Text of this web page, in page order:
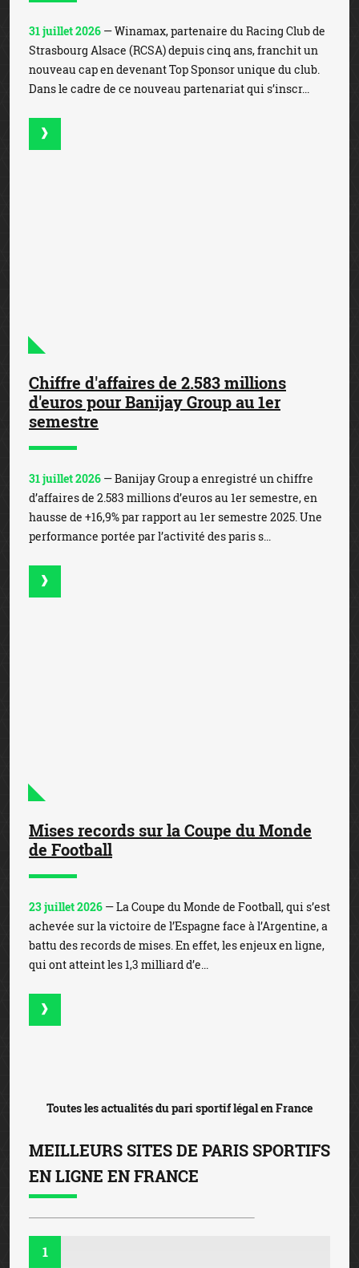
31 juillet 2026 — Winamax, partenaire du Racing Club de
Strasbourg Alsace (RCSA) depuis cinq ans, franchit un
nouveau cap en devenant Top Sponsor unique du club.
Dans le cadre de ce nouveau partenariat qui s’inscr...
Chiffre d'affaires de 2.583 millions
d'euros pour Banijay Group au 1er
semestre
31 juillet 2026 — Banijay Group a enregistré un chiffre
d’affaires de 2.583 millions d’euros au 1er semestre, en
hausse de +16,9% par rapport au 1er semestre 2025. Une
performance portée par l’activité des paris s...
Mises records sur la Coupe du Monde
de Football
23 juillet 2026 — La Coupe du Monde de Football, qui s’est
achevée sur la victoire de l’Espagne face à l’Argentine, a
battu des records de mises. En effet, les enjeux en ligne,
qui ont atteint les 1,3 milliard d’e...
Toutes les actualités du pari sportif légal en France
MEILLEURS SITES DE PARIS SPORTIFS
EN LIGNE EN FRANCE
1